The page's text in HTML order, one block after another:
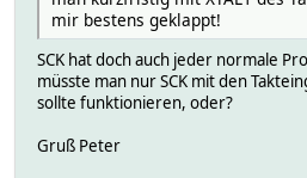
mir bestens geklappt!
SCK hat doch auch jeder normale
müsste man nur SCK mit den
sollte funktionieren, oder?
Gruß Peter